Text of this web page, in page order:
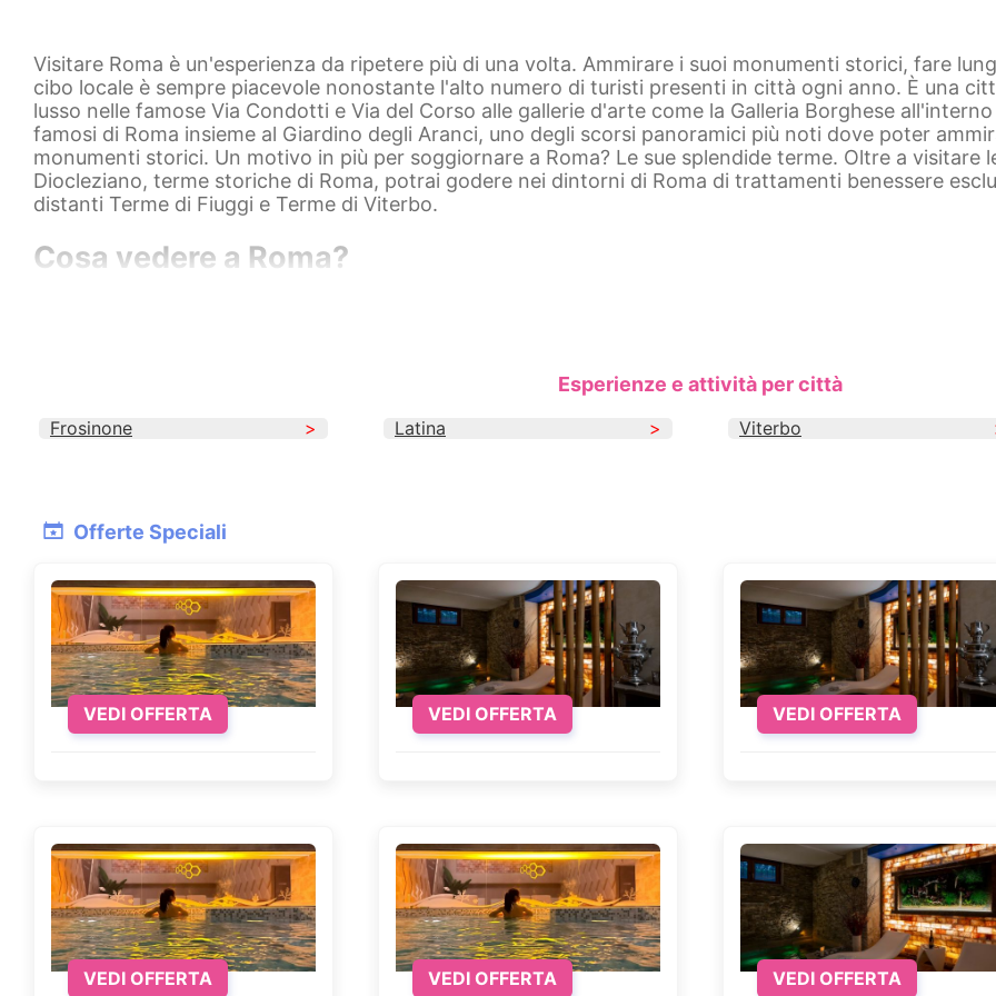
Visitare Roma è un'esperienza da ripetere più di una volta. Ammirare i suoi monumenti storici, fare
cibo locale è sempre piacevole nonostante l'alto numero di turisti presenti in città ogni anno. È una
lusso nelle famose Via Condotti e Via del Corso alle gallerie d'arte come la Galleria Borghese
famosi di Roma insieme al Giardino degli Aranci, uno degli scorsi panoramici più noti dove poter
monumenti storici. Un motivo in più per soggiornare a Roma? Le sue splendide terme. Oltre a visitare
Diocleziano, terme storiche di Roma, potrai godere nei dintorni di Roma di trattamenti benessere
distanti Terme di Fiuggi e Terme di Viterbo.
Cosa vedere a Roma?
ineguagliabili, inclusa la sublime Cappella Sistina. Non meno affascinante è la Fontana di Trevi
d'Este e Villa Adriana, offre un tuffo nella storia e nell'arte rinascimentale e romana. Per gli amanti
Gelato mostra cascate e sentieri escursionistici che promettono una giornata di relax immersi nel
comuni che circondano i colli albani, sono famosi per i loro panorami mozzafiato, le delizie
borghi pieni di storia.
Qual è il miglior periodo per visitare la capitale
offre temperature piacevoli e minori folle di turisti, permettendo una visita più tranquilla e intima dei
l'estate è spesso calda e affollata, ma offre numerosi eventi culturali come concerti all'aperto e
di Benessereviaggi.it, è possibile organizzare un viaggio in qualsiasi periodo dell'anno, beneficiando
di esperienze.
Esperienze e attività per città
Frosinone Latina Viterbo
Offerte Speciali
VEDI OFFERTA VEDI OFFERTA VEDI OFFERTA
VEDI OFFERTA VEDI OFFERTA VEDI OFFERTA